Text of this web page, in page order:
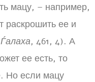
мацу, – например,
раскрошить ее и
, 461, 4). А
ее есть, то
Но если мацу